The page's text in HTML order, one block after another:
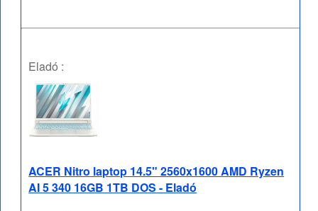
Eladó :
ACER Nitro laptop 14.5" 2560x1600 AMD Ryzen
AI 5 340 16GB 1TB DOS - Eladó